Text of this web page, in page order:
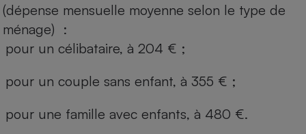
(dépense mensuelle moyenne selon le type de
ménage) :
pour un célibataire, à 204 € ;
pour un couple sans enfant, à 355 € ;
pour une famille avec enfants, à 480 €.